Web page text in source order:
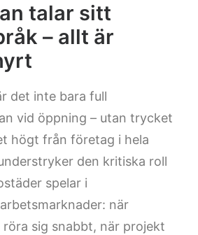
talar sitt
– allt är
det inte bara full
vid öppning – utan trycket
högt från företag i hela
den kritiska roll
spelar i
när
sig snabbt, när projekt